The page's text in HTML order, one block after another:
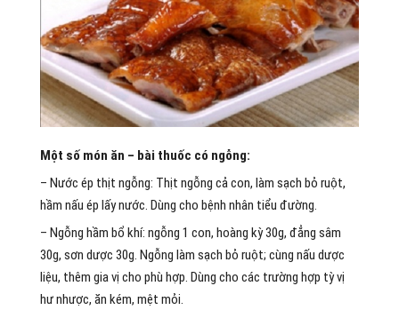
Một số món ăn – bài thuốc có ngỗng:
– Nước ép thịt ngỗng: Thịt ngỗng cả con, làm sạch bỏ ruột,
hầm nấu ép lấy nước. Dùng cho bệnh nhân tiểu đường.
– Ngỗng hầm bổ khí: ngỗng 1 con, hoàng kỳ 30g, đẳng sâm
30g, sơn dược 30g. Ngỗng làm sạch bỏ ruột; cùng nấu dược
liệu, thêm gia vị cho phù hợp. Dùng cho các trường hợp tỳ vị
hư nhược, ăn kém, mệt mỏi.